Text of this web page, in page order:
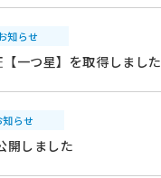
知らせ
一つ星】を取得しました
知らせ
開しました